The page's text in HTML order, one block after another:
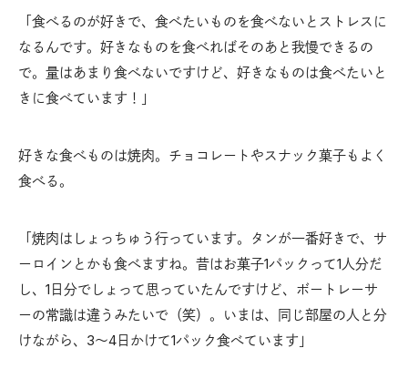
「食べるのが好きで、食べたいものを食べないとストレスに
なるんです。好きなものを食べればそのあと我慢できるの
で。量はあまり食べないですけど、好きなものは食べたいと
きに食べています！」
好きな食べものは焼肉。チョコレートやスナック菓子もよく
食べる。
「焼肉はしょっちゅう行っています。タンが一番好きで、サ
ーロインとかも食べますね。昔はお菓子1パックって1人分だ
し、1日分でしょって思っていたんですけど、ボートレーサ
ーの常識は違うみたいで（笑）。いまは、同じ部屋の人と分
けながら、3〜4日かけて1パック食べています」